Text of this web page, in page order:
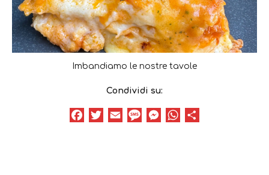
Imbandiamo le nostre tavole
Condividi su:
Facebook
TwitterEmailMessageMessenger
WhatsApp